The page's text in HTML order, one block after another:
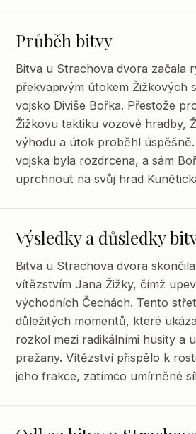
Průběh bitvy
Bitva u Strachova dvora začala
překvapivým útokem Žižkových
vojsko Diviše Bořka. Přestože
Žižkovu taktiku vozové hradby,
výhodu a útok proběhl úspěšně.
vojska byla rozdrcena, a sám
uprchnout na svůj hrad
Výsledky a důsledky
Bitva u Strachova dvora
vítězstvím Jana Žižky, čímž
východních Čechách. Tento
důležitých momentů, které
rozkol mezi radikálními husity a
pražany. Vítězství přispělo k
jeho frakce, zatímco umírněné